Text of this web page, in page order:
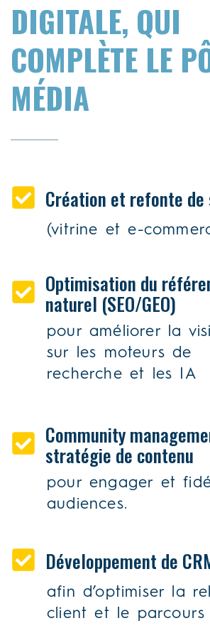
DIGITALE, QUI
COMPLÈTE LE
MÉDIA
Création et refonte de
(vitrine et e-
Optimisation du
naturel (SEO/GEO)
pour améliorer la
sur les moteurs de
recherche et les IA
Community
stratégie de contenu
pour engager et
audiences.
Développement de
afin d’optimiser la
client et le parcours